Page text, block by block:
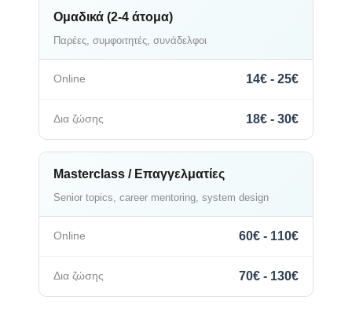
Ομαδικά (2-4 άτομα)
Παρέες, συμφοιτητές, συνάδελφοι
14€ - 25€
18€ - 30€
Masterclass / Επαγγελματίες
Senior topics, career mentoring, system design
60€ - 110€
70€ - 130€